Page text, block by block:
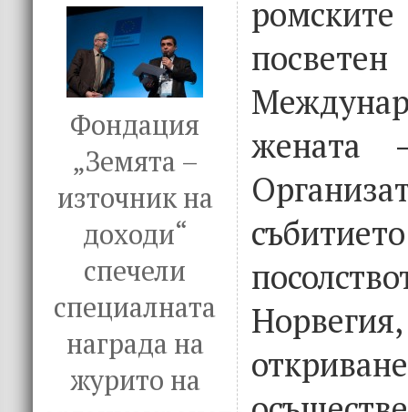
Фондация
„Земята –
източник на
доходи“
спечели
специалната
награда на
журито на
жената